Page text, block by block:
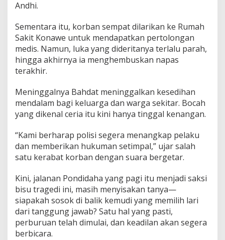
Andhi.
Sementara itu, korban sempat dilarikan ke Rumah
Sakit Konawe untuk mendapatkan pertolongan
medis. Namun, luka yang dideritanya terlalu parah,
hingga akhirnya ia menghembuskan napas
terakhir.
Meninggalnya Bahdat meninggalkan kesedihan
mendalam bagi keluarga dan warga sekitar. Bocah
yang dikenal ceria itu kini hanya tinggal kenangan.
“Kami berharap polisi segera menangkap pelaku
dan memberikan hukuman setimpal,” ujar salah
satu kerabat korban dengan suara bergetar.
Kini, jalanan Pondidaha yang pagi itu menjadi saksi
bisu tragedi ini, masih menyisakan tanya—
siapakah sosok di balik kemudi yang memilih lari
dari tanggung jawab? Satu hal yang pasti,
perburuan telah dimulai, dan keadilan akan segera
berbicara.